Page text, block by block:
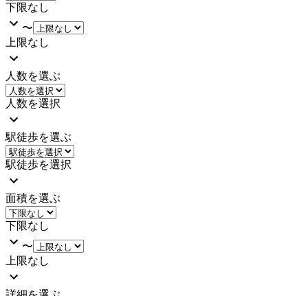
下限なし
〜
上限なし
人数を選ぶ
人数を選択
駅徒歩を選ぶ
駅徒歩を選択
面積を選ぶ
下限なし
〜
上限なし